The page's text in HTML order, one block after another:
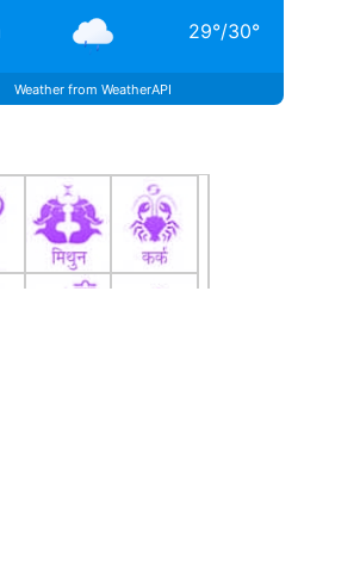
29°/30°
Weather from WeatherAPI